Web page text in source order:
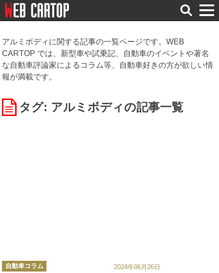
検
索
アルミボディに関する記事の一覧ページです。WEB
CARTOP では、新型車や試乗記、自動車のイベントや著名
な自動車評論家によるコラム等、自動車好きの方が欲しい情
報が満載です。
タグ: アルミボディの記事一覧
カ
テ
自動車コラム 2024年06月26日